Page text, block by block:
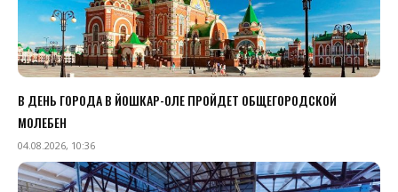
В ДЕНЬ ГОРОДА В ЙОШКАР-ОЛЕ ПРОЙДЕТ ОБЩЕГОРОДСКОЙ
МОЛЕБЕН
04.08.2026, 10:36